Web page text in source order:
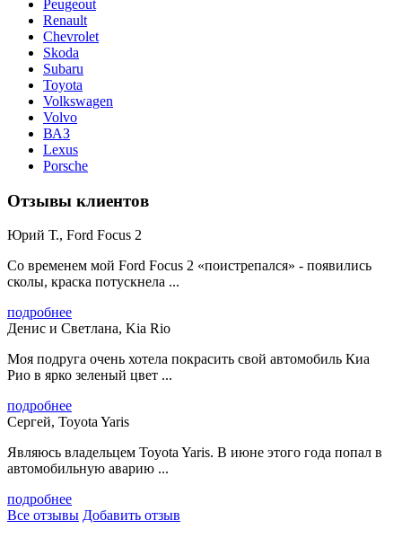
Peugeout
Renault
Chevrolet
Skoda
Subaru
Toyota
Volkswagen
Volvo
ВАЗ
Lexus
Porsche
Отзывы клиентов
Юрий Т., Ford Focus 2
Со временем мой Ford Focus 2 «поистрепался» - появились
сколы, краска потускнела ...
подробнее
Денис и Светлана, Kia Rio
Моя подруга очень хотела покрасить свой автомобиль Киа
Рио в ярко зеленый цвет ...
подробнее
Сергей, Toyota Yaris
Являюсь владельцем Toyota Yaris. В июне этого года попал в
автомобильную аварию ...
подробнее
Все отзывы Добавить отзыв